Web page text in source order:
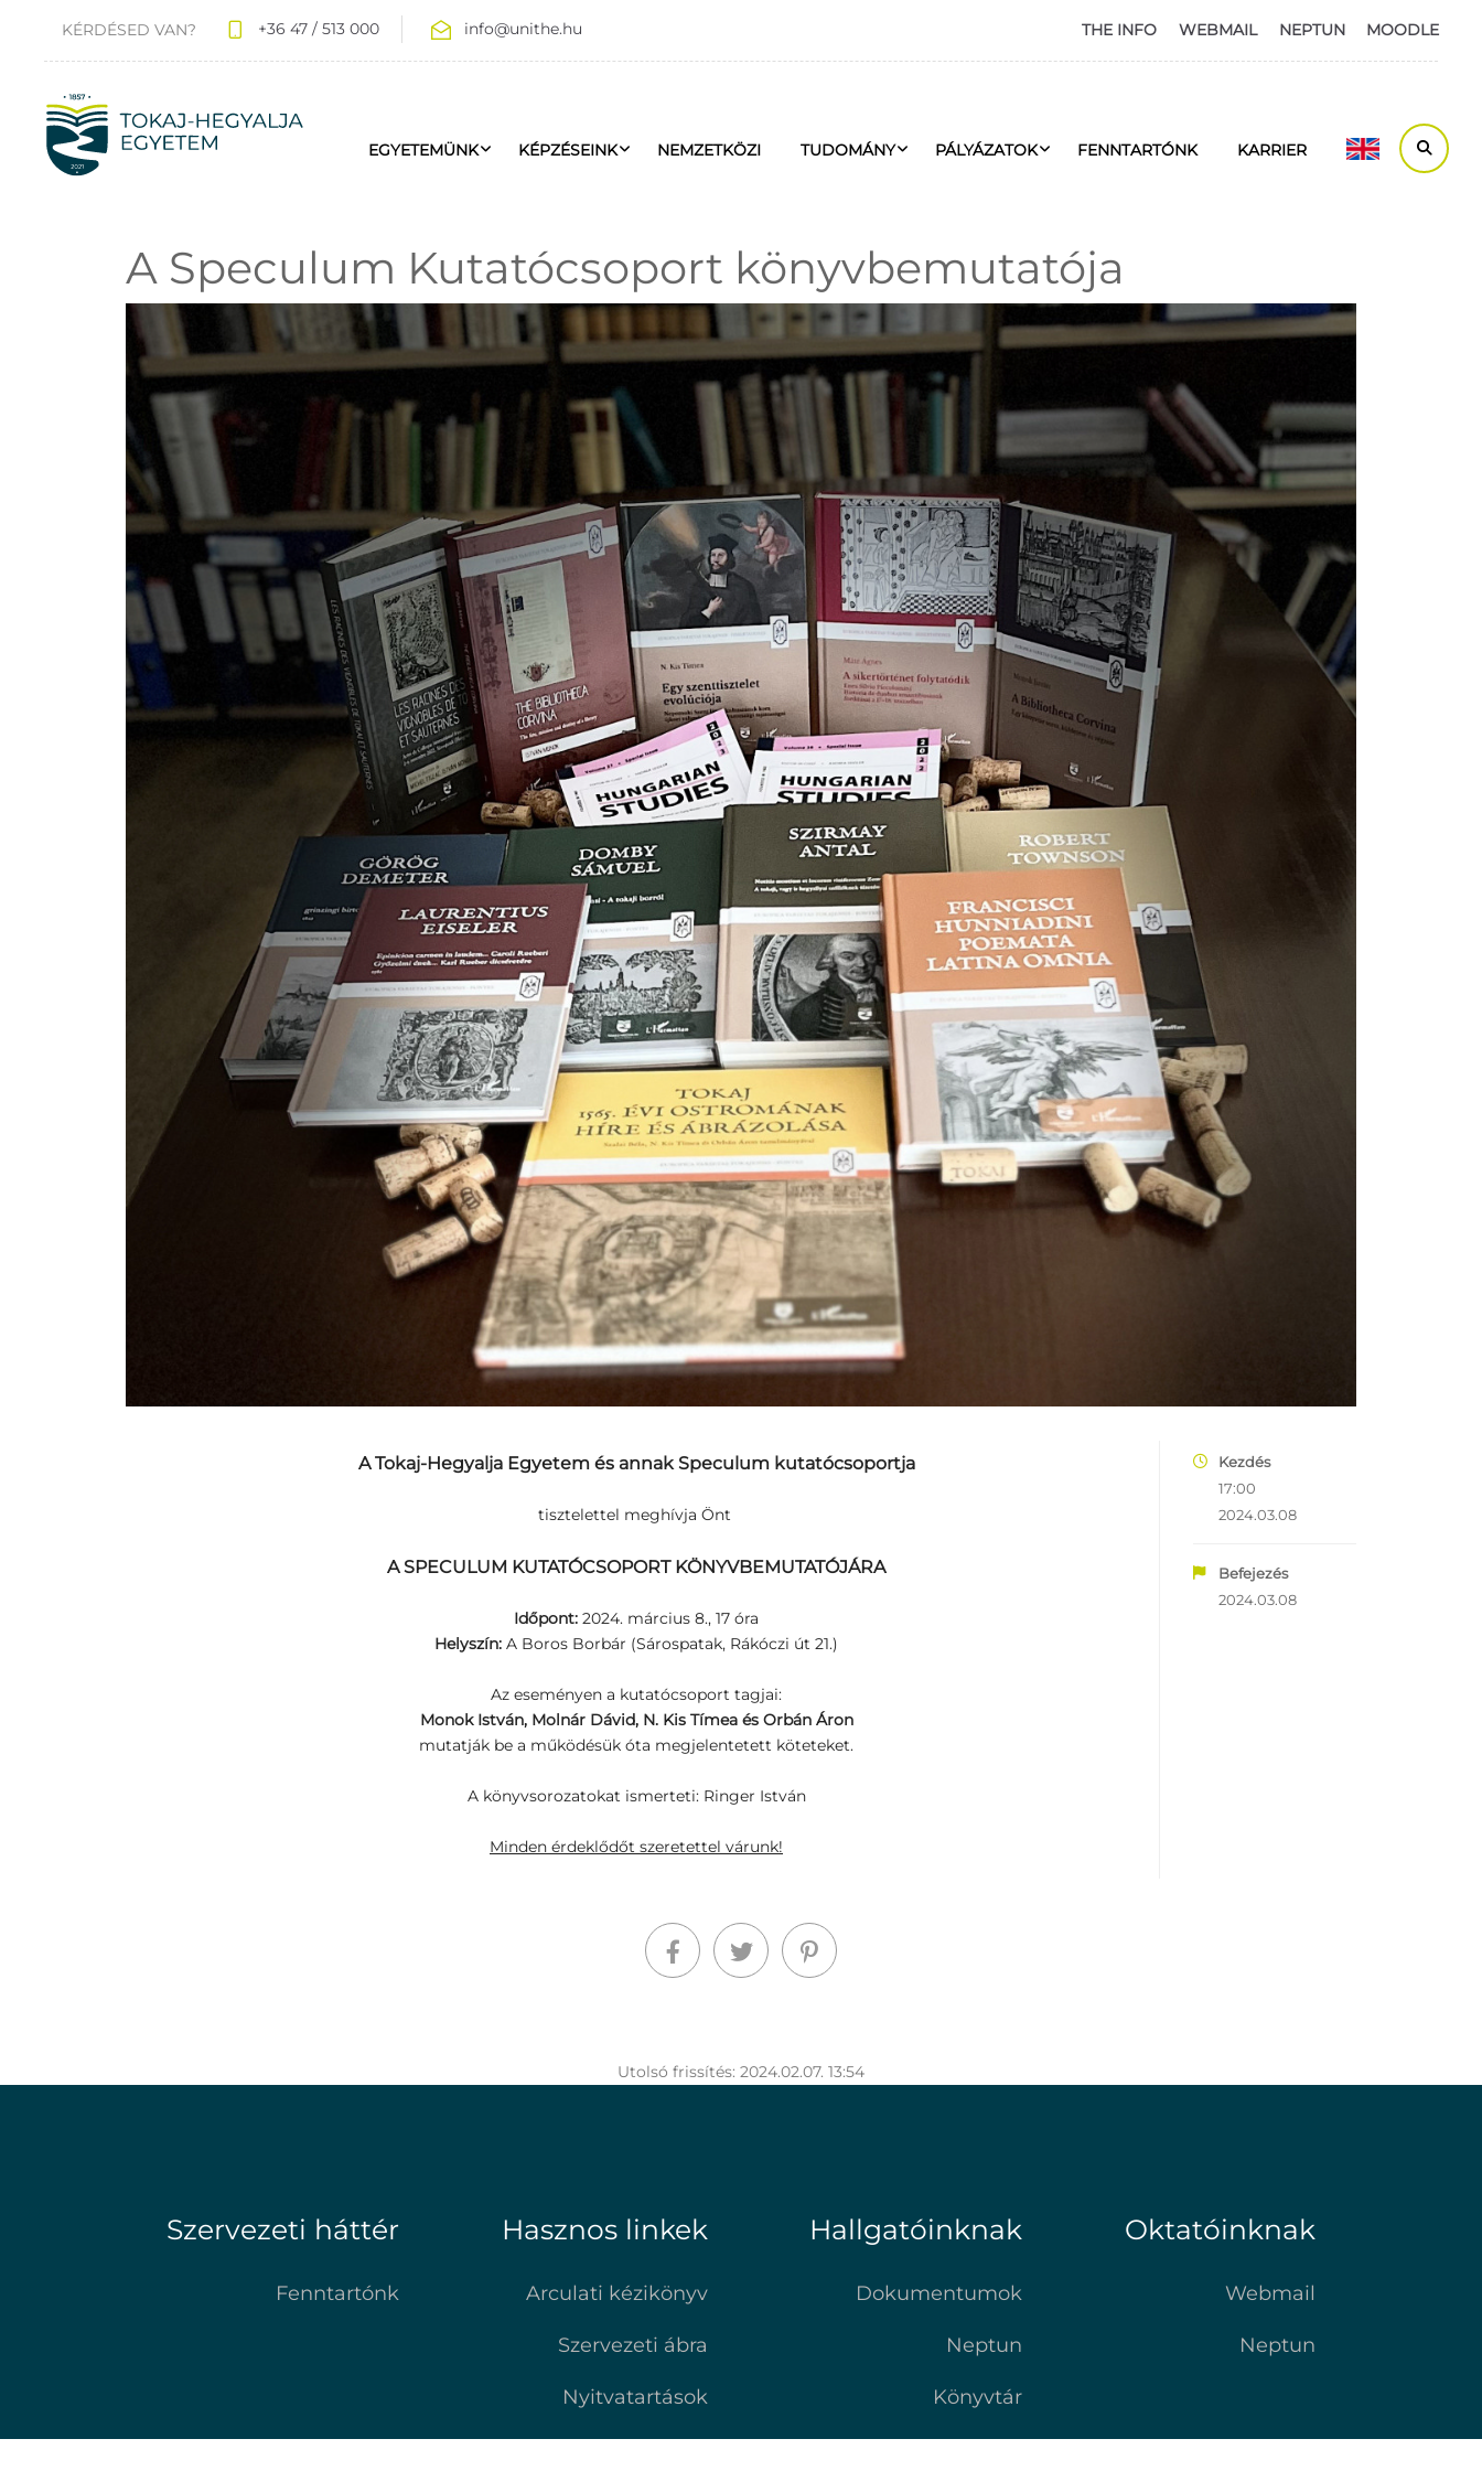
KÉRDÉSED VAN? +36 47 / 513 000 info@unithe.hu THE INFO WEBMAIL NEPTUN MOODLE
EGYETEMÜNK KÉPZÉSEINK NEMZETKÖZI TUDOMÁNY PÁLYÁZATOK FENNTARTÓNK KARRIER
A Speculum Kutatócsoport könyvbemutatója
A Tokaj-Hegyalja Egyetem és annakSpeculumkutatócsoportja
tisztelettel meghívja Önt
A SPECULUM KUTATÓCSOPORT KÖNYVBEMUTATÓJÁRA
Időpont: 2024. március 8., 17 óra
Helyszín: A Boros Borbár (Sárospatak, Rákóczi út 21.)
Az eseményen a kutatócsoport tagjai:
Monok István, Molnár Dávid, N. Kis Tímea és Orbán Áron
mutatják be a működésük óta megjelentetett köteteket.
A könyvsorozatokat ismerteti: Ringer István
Minden érdeklődőt szeretettel várunk!
Kezdés
17:00
2024.03.08
Befejezés
2024.03.08
Utolsó frissítés: 2024.02.07. 13:54
Szervezeti háttér
Fenntartónk
Hasznos linkek
Arculati kézikönyv
Szervezeti ábra
Nyitvatartások
Hallgatóinknak
Dokumentumok
Neptun
Könyvtár
Oktatóinknak
Webmail
Neptun